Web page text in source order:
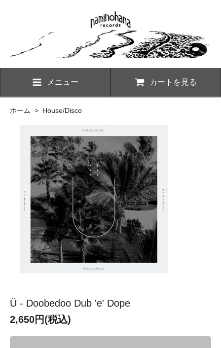
メニュー カートを見る
ホーム > House/Disco
Ü - Doobedoo Dub 'e' Dope
2,650円(税込)